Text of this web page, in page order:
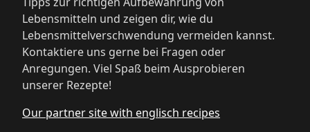
Lebensmitteln und zeigen dir, wie du
Lebensmittelverschwendung vermeiden kannst.
Kontaktiere uns gerne bei Fragen oder
Anregungen. Viel Spaß beim Ausprobieren
unserer Rezepte!
Our partner site with englisch recipes